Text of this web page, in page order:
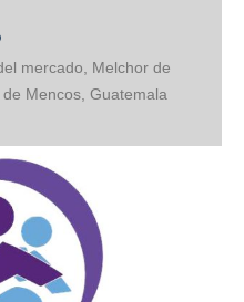
mercado, Melchor de
Mencos, Guatemala